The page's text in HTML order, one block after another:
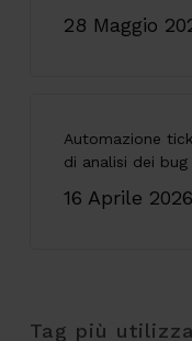
28 Maggio
Automazione
di analisi dei
16 Aprile 2026
Tag più